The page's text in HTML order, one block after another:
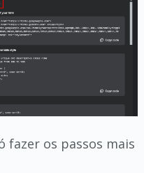
fazer os passos mais